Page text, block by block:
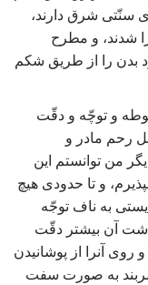
سنّتی شرق دارند،
شدند، و مطرح
بدن را از طریق شکم
و توچّه و دقّت
رحم مادر و
من توانستم این
و تا حدودی هیچ
به ناف توجّه
آن بیشتر دقّت
آنرا از پوشانیدن
به صورت سفت